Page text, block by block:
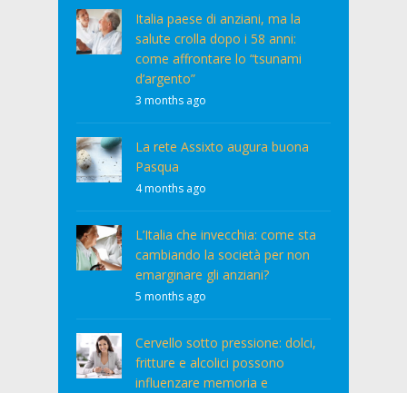
Italia paese di anziani, ma la
salute crolla dopo i 58 anni:
come affrontare lo “tsunami
d’argento”
3 months ago
La rete Assixto augura buona
Pasqua
4 months ago
L’Italia che invecchia: come sta
cambiando la società per non
emarginare gli anziani?
5 months ago
Cervello sotto pressione: dolci,
fritture e alcolici possono
influenzare memoria e